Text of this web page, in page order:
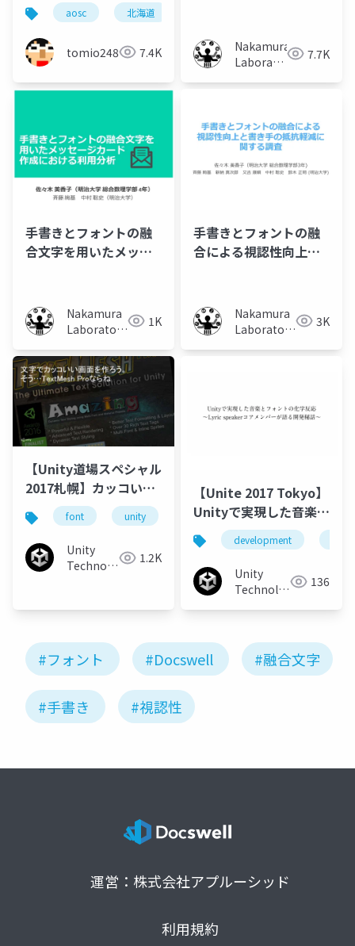
aosc 北海道
tomio2480 7.4K
Nakamura
Laboratory
7.7K
手書きとフォントの融
合文字を用いたメッセ
Nakamura
Laboratory
University)
1K
手書きとフォントの融
合による視認性向上と
Nakamura
Laboratory
3K
【Unity道場スペシャル
2017札幌】カッコいい
文字を使おう、そう
text meshならね
font unity unity3d unity道場
Unity
Technologies 1.2K
【Unite 2017 Tokyo】
Unityで実現した音楽と
フォントの化学反応 ～
Lyric speakerコアメン
バーが語る開発秘話～
development
Unity
Technologies 136
#フォント #Docswell #融合文字
#手書き #視認性
運営：株式会社アプルーシッド
利用規約